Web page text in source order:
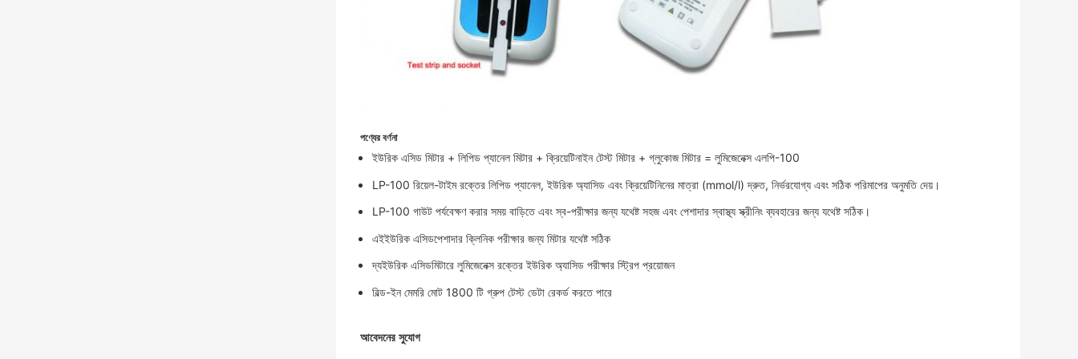
পণ্যের বর্ণনা
ইউরিক এসিড মিটার + লিপিড প্যানেল মিটার + ক্রিয়েটিনাইন টেস্ট মিটার + গ্লুকোজ মিটার = লুমিজেনেক্স এলপি-100
LP-100 রিয়েল-টাইম রক্তের লিপিড প্যানেল, ইউরিক অ্যাসিড এবং ক্রিয়েটিনিনের মাত্রা (mmol/l) দ্রুত, নির্ভরযোগ্য এবং সঠিক পরিমাপের অনুমতি দেয়।
LP-100 গাউট পর্যবেক্ষণ করার সময় বাড়িতে এবং স্ব-পরীক্ষার জন্য যথেষ্ট সহজ এবং পেশাদার স্বাস্থ্য স্ক্রীনিং ব্যবহারের জন্য যথেষ্ট সঠিক।
এইইউরিক এসিডপেশাদার ক্লিনিক পরীক্ষার জন্য মিটার যথেষ্ট সঠিক
দ্যইউরিক এসিডমিটারে লুমিজেনেক্স রক্তের ইউরিক অ্যাসিড পরীক্ষার স্ট্রিপ প্রয়োজন
বিল্ড-ইন মেমরি মোট 1800 টি গ্রুপ টেস্ট ডেটা রেকর্ড করতে পারে
আবেদনের সুযোগ